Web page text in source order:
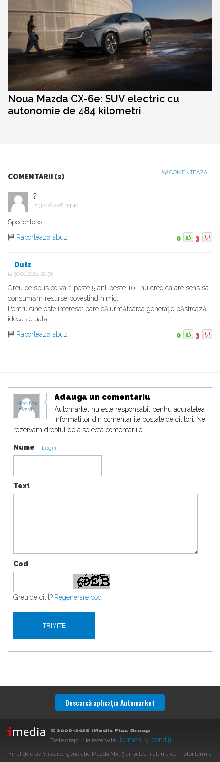
Noua Mazda CX-6e: SUV electric cu
autonomie de 484 kilometri
COMENTARII (2)
COMENTEAZA
?
la 30.06.2026, 14:40
Speechless
Raportează abuz
0 3
Dutz
la 30.06.2026, 20:58
Greu de spus ce va fi peste 5 ani, peste 10… nu cred ca are sens sa
consumăm resurse povestind nimic.
Pentru cine este interesat pare că următoarea generație păstrează
ideea actuală.
Raportează abuz
0 3
Modifica
avatar
Adauga un comentariu
Automarket nu este responsabil pentru acuratetea
informatiilor din comentariile postate de cititori. Ne
rezervam dreptul de a selecta comentariile.
Nume Login
Text
Cod
Greu de citit? Regenerare cod
Descarcă aplicaţia Automarket
© 2006-2026 iMedia Plus Group.
Toate drepturile rezervate. Termeni şi condiţii
Final de eră? Viitoarea generație Mazda MX-5 ar putea fi ultima cu motor termic